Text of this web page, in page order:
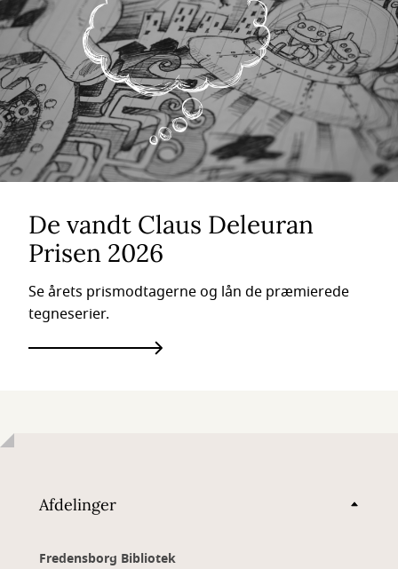
De vandt Claus Deleuran
Prisen 2026
Se årets prismodtagerne og lån de præmierede
tegneserier.
Afdelinger
Fredensborg Bibliotek